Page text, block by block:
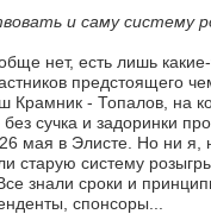
и саму систему
нет, есть лишь
предстоящего
Крамник - Топалов, на
сучка и задоринки
мая в Элисте. Но ни
старую систему
знали сроки и
спонсоры...